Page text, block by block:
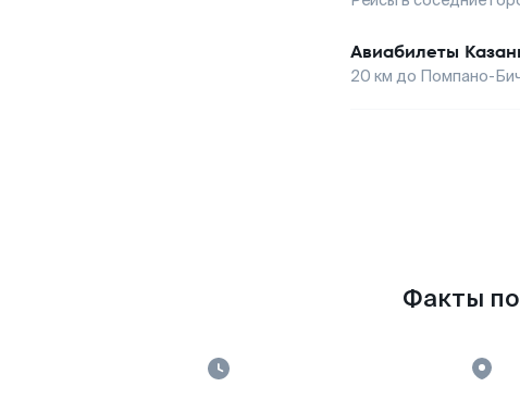
Авиабилеты
20 км до Помпано-
Факты по